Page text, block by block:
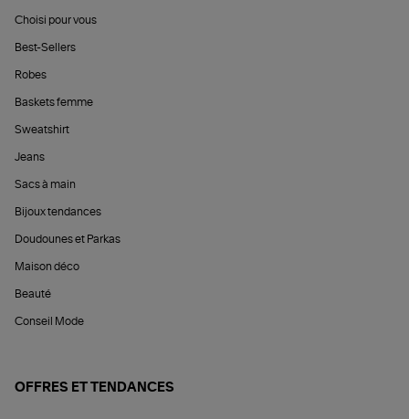
Choisi pour vous
Best-Sellers
Robes
Baskets femme
Sweatshirt
Jeans
Sacs à main
Bijoux tendances
Doudounes et Parkas
Maison déco
Beauté
Conseil Mode
OFFRES ET TENDANCES